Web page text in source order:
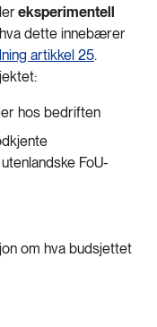
eksperimentell
dette innebærer
artikkel 25.
hos bedriften
FoU-
om hva budsjettet